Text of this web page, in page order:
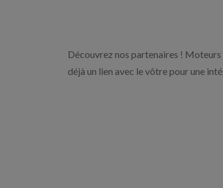
Découvrez nos partenaires !
déjà un lien avec le vôtre pour une